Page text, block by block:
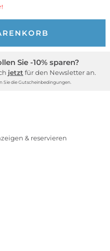
Sie -10% sparen?
jetzt für den Newsletter an.
Sie die Gutscheinbedingungen.
& reservieren